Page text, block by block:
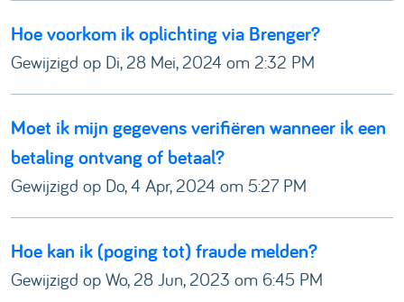
Hoe voorkom ik oplichting via Brenger?
Gewijzigd op Di, 28 Mei, 2024 om 2:32 PM
Moet ik mijn gegevens verifiëren wanneer ik een
betaling ontvang of betaal?
Gewijzigd op Do, 4 Apr, 2024 om 5:27 PM
Hoe kan ik (poging tot) fraude melden?
Gewijzigd op Wo, 28 Jun, 2023 om 6:45 PM